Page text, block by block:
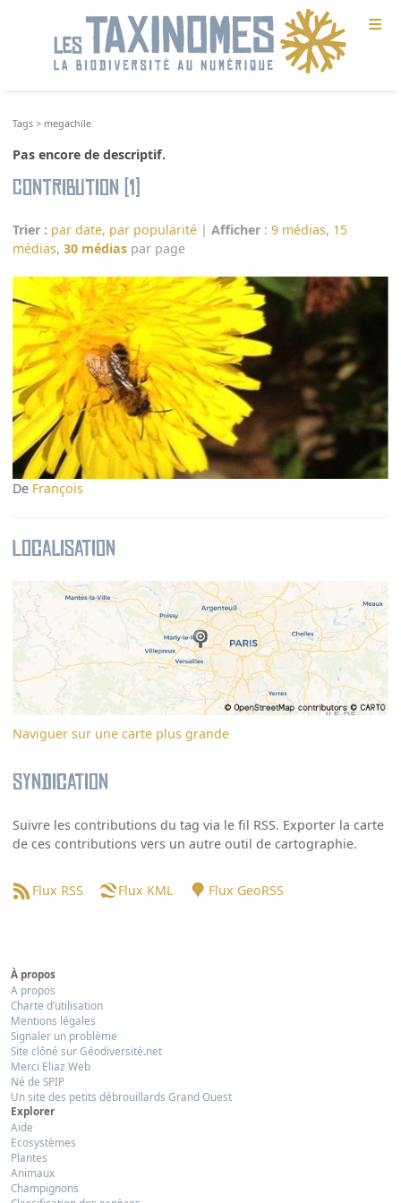
≡
Tags > megachile
Pas encore de descriptif.
Contribution (1)
Trier : par date, par popularité |Afficher :9 médias, 15
médias,30 médias par page
De François
Localisation
Naviguer sur une carte plus grande
Syndication
Suivre les contributions du tag via le fil RSS. Exporter la carte
de ces contributions vers un autre outil de cartographie.
Flux RSS Flux KML Flux GeoRSS
À propos
A propos
Charte d’utilisation
Mentions légales
Signaler un problème
Site clôné sur Géodiversité.net
Merci Eliaz Web
Né de SPIP
Un site des petits débrouillards Grand Ouest
Explorer
Aide
Ecosystèmes
Plantes
Animaux
Champignons